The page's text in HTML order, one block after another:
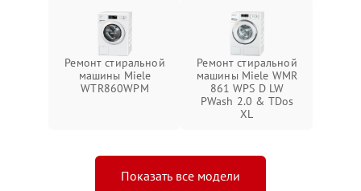
Ремонт стиральной
машины Miele
WTR860WPM
Ремонт стиральной
машины Miele WMR
861 WPS D LW
PWash 2.0 & TDos
XL
Показать все модели